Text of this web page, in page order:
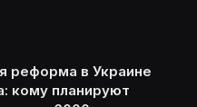
реформа в Украине
кому планируют